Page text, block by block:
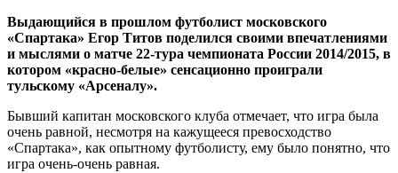
Выдающийся в прошлом футболист московского
«Спартака» Егор Титов поделился своими впечатлениями
и мыслями о матче 22-тура чемпионата России 2014/2015, в
котором «красно-белые» сенсационно проиграли
тульскому «Арсеналу».
Бывший капитан московского клуба отмечает, что игра была
очень равной, несмотря на кажущееся превосходство
«Спартака», как опытному футболисту, ему было понятно, что
игра очень-очень равная.